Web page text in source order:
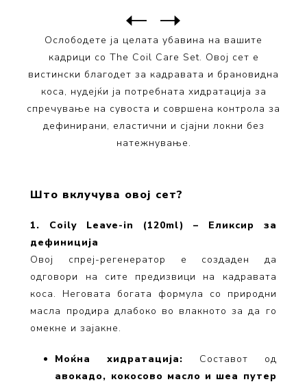
Ослободете ја целата убавина на вашите
кадрици со The Coil Care Set. Овој сет е
вистински благодет за кадравата и брановидна
коса, нудејќи ја потребната хидратација за
спречување на сувоста и совршена контрола за
дефинирани, еластични и сјајни локни без
натежнување.
Што вклучува овој сет?
1. Coily Leave-in (120ml) – Еликсир за
дефиниција
Овој спреј-регенератор е создаден да
одговори на сите предизвици на кадравата
коса. Неговата богата формула со природни
масла продира длабоко во влакното за да го
омекне и зајакне.
Моќна хидратација: Составот од
авокадо, кокосово масло и шеа путер